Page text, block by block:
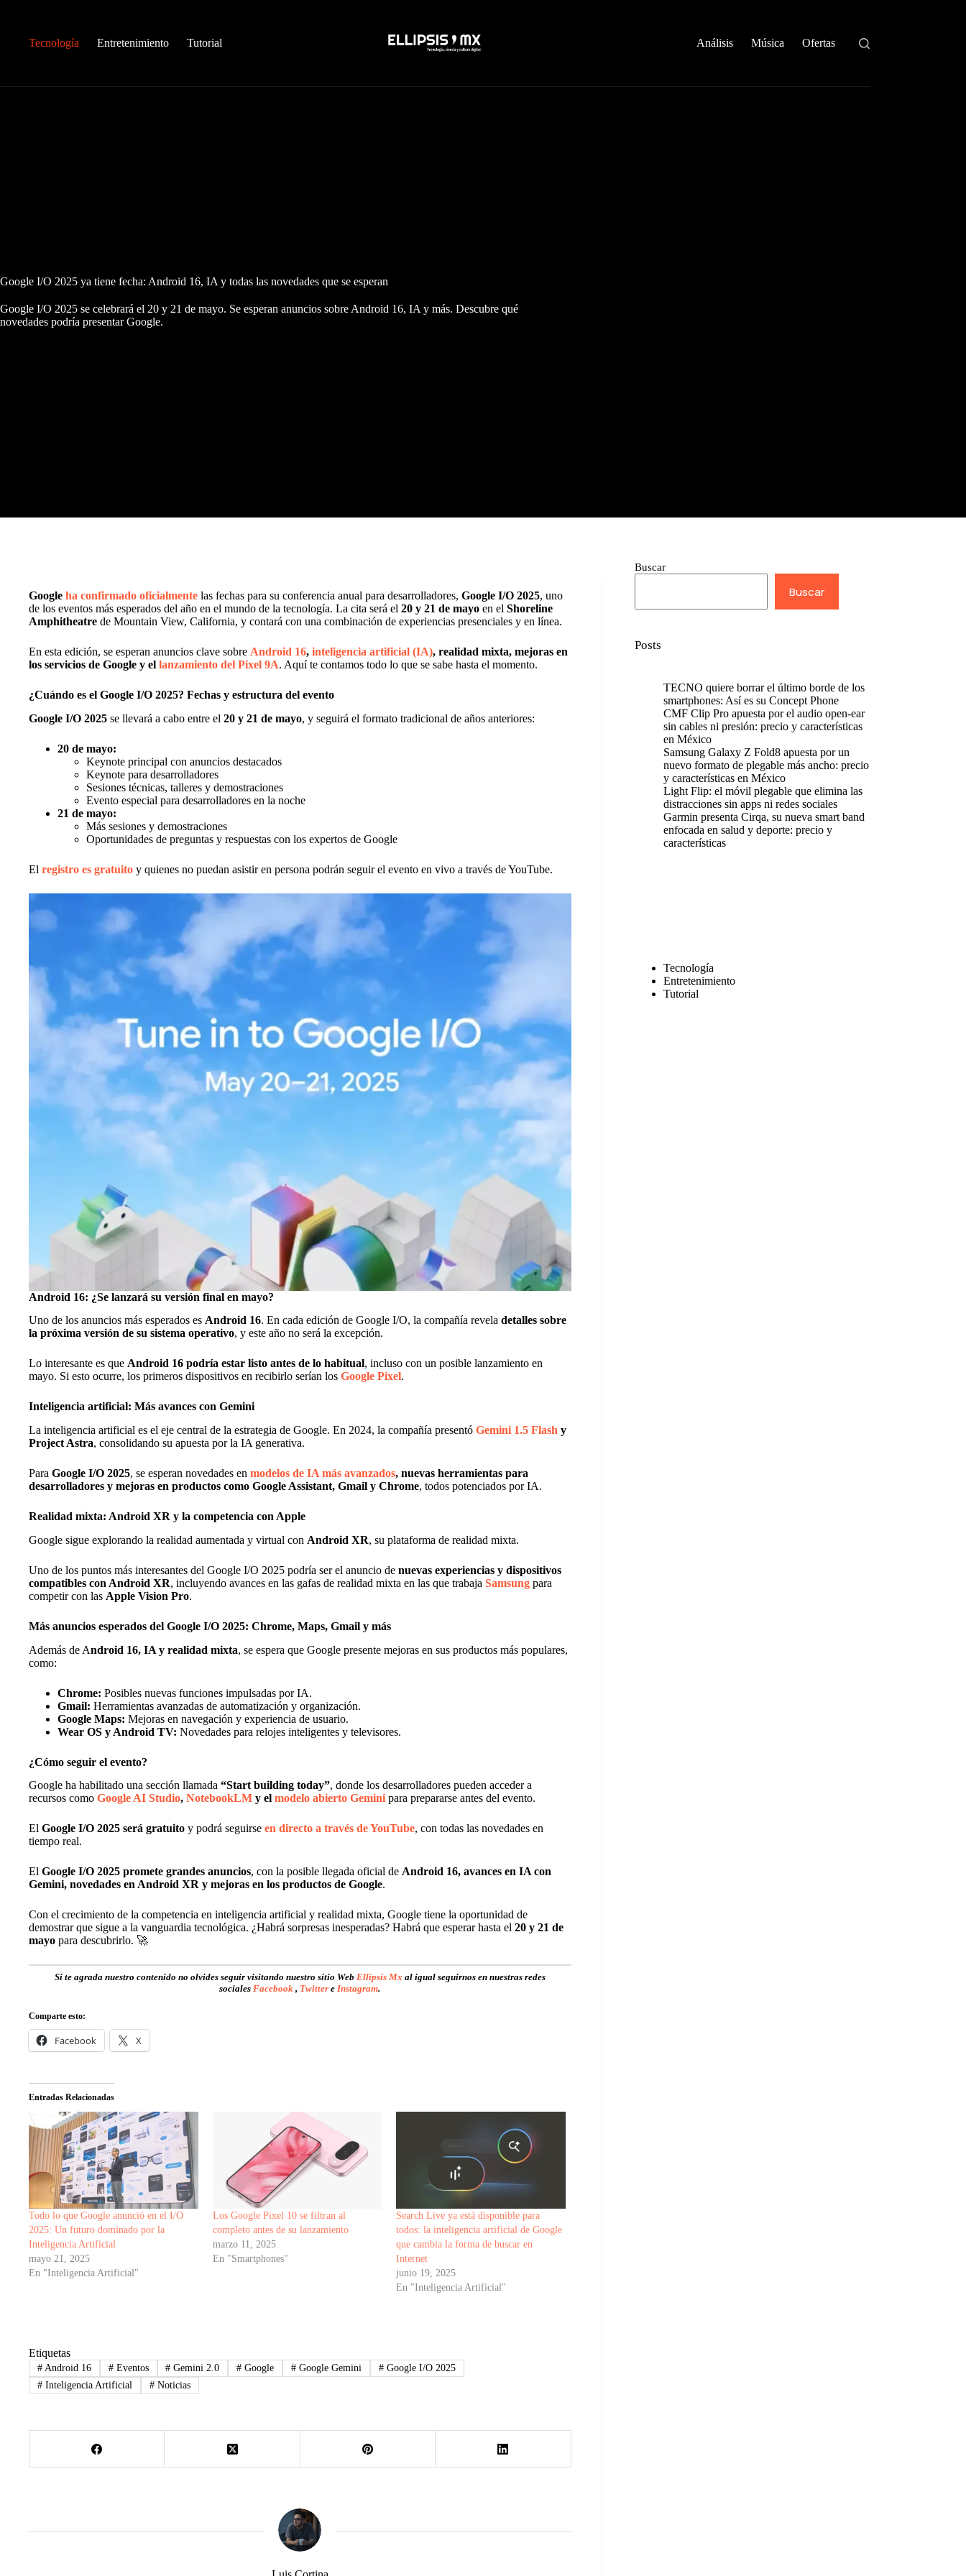
Tecnología
Entretenimiento Tutorial Análisis Música Ofertas
Google I/O 2025 ya tiene fecha: Android 16, IA y todas las novedades que se esperan
Google I/O 2025 se celebrará el 20 y 21 de mayo. Se esperan anuncios sobre Android 16, IA y más. Descubre qué
novedades podría presentar Google.
Google ha confirmado oficialmente las fechas para su conferencia anual para desarrolladores, Google I/O 2025, uno
de los eventos más esperados del año en el mundo de la tecnología. La cita será el 20 y 21 de mayo en el Shoreline
Amphitheatre de Mountain View, California, y contará con una combinación de experiencias presenciales y en línea.
En esta edición, se esperan anuncios clave sobre Android 16, inteligencia artificial (IA), realidad mixta, mejoras en
los servicios de Google y el lanzamiento del Pixel 9A. Aquí te contamos todo lo que se sabe hasta el momento.
¿Cuándo es el Google I/O 2025? Fechas y estructura del evento
Google I/O 2025 se llevará a cabo entre el 20 y 21 de mayo, y seguirá el formato tradicional de años anteriores:
20 de mayo:
Keynote principal con anuncios destacados
Keynote para desarrolladores
Sesiones técnicas, talleres y demostraciones
Evento especial para desarrolladores en la noche
21 de mayo:
Más sesiones y demostraciones
Oportunidades de preguntas y respuestas con los expertos de Google
El registro es gratuito y quienes no puedan asistir en persona podrán seguir el evento en vivo a través de YouTube.
Android 16: ¿Se lanzará su versión final en mayo?
Uno de los anuncios más esperados es Android 16. En cada edición de Google I/O, la compañía revela detalles sobre
la próxima versión de su sistema operativo, y este año no será la excepción.
Lo interesante es que Android 16 podría estar listo antes de lo habitual, incluso con un posible lanzamiento en
mayo. Si esto ocurre, los primeros dispositivos en recibirlo serían los Google Pixel.
Inteligencia artificial: Más avances con Gemini
La inteligencia artificial es el eje central de la estrategia de Google. En 2024, la compañía presentó Gemini 1.5 Flash y
Project Astra, consolidando su apuesta por la IA generativa.
Para Google I/O 2025, se esperan novedades en modelos de IA más avanzados, nuevas herramientas para
desarrolladores y mejoras en productos como Google Assistant, Gmail y Chrome, todos potenciados por IA.
Realidad mixta: Android XR y la competencia con Apple
Google sigue explorando la realidad aumentada y virtual con Android XR, su plataforma de realidad mixta.
Uno de los puntos más interesantes del Google I/O 2025 podría ser el anuncio de nuevas experiencias y dispositivos
compatibles con Android XR, incluyendo avances en las gafas de realidad mixta en las que trabaja Samsung para
competir con las Apple Vision Pro.
Más anuncios esperados del Google I/O 2025: Chrome, Maps, Gmail y más
Además de Android 16, IA y realidad mixta, se espera que Google presente mejoras en sus productos más populares,
como:
Chrome: Posibles nuevas funciones impulsadas por IA.
Gmail: Herramientas avanzadas de automatización y organización.
Google Maps: Mejoras en navegación y experiencia de usuario.
Wear OS y Android TV: Novedades para relojes inteligentes y televisores.
¿Cómo seguir el evento?
Google ha habilitado una sección llamada “Start building today”, donde los desarrolladores pueden acceder a
recursos como Google AI Studio, NotebookLM y el modelo abierto Geminipara prepararse antes del evento.
El Google I/O 2025 será gratuito y podrá seguirse en directo a través de YouTube, con todas las novedades en
tiempo real.
El Google I/O 2025 promete grandes anuncios, con la posible llegada oficial de Android 16, avances en IA con
Gemini, novedades en Android XR y mejoras en los productos de Google.
Con el crecimiento de la competencia en inteligencia artificial y realidad mixta, Google tiene la oportunidad de
demostrar que sigue a la vanguardia tecnológica. ¿Habrá sorpresas inesperadas? Habrá que esperar hasta el 20 y 21 de
mayo para descubrirlo. 🚀
Si te agrada nuestro contenido no olvides seguir visitando nuestro sitio Web Ellipsis Mx al igual seguirnos en nuestras redes
socialesFacebook , Twitter eInstagram.
Comparte esto:
Facebook X
Entradas Relacionadas
Todo lo que Google anunció en el I/O
2025: Un futuro dominado por la
Inteligencia Artificial
mayo 21, 2025
En "Inteligencia Artificial"
Los Google Pixel 10 se filtran al
completo antes de su lanzamiento
marzo 11, 2025
En "Smartphones"
Search Live ya está disponible para
todos: la inteligencia artificial de Google
que cambia la forma de buscar en
Internet
junio 19, 2025
En "Inteligencia Artificial"
Etiquetas
#Android 16 #Eventos # Gemini 2.0 # Google # Google Gemini #Google I/O 2025
#Inteligencia Artificial #Noticias
Buscar
Buscar
Posts
TECNO quiere borrar el último borde de los
smartphones: Así es su Concept Phone
CMF Clip Pro apuesta por el audio open-ear
sin cables ni presión: precio y características
en México
Samsung Galaxy Z Fold8 apuesta por un
nuevo formato de plegable más ancho: precio
y características en México
Light Flip: el móvil plegable que elimina las
distracciones sin apps ni redes sociales
Garmin presenta Cirqa, su nueva smart band
enfocada en salud y deporte: precio y
características
Tecnología
Entretenimiento
Tutorial